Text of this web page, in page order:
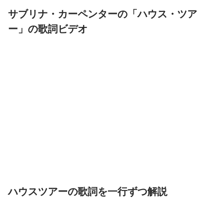
サブリナ・カーペンターの「ハウス・ツア
ー」の歌詞ビデオ
ハウスツアーの歌詞を一行ずつ解説